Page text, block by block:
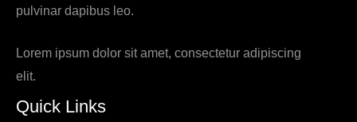
pulvinar dapibus leo.
Lorem ipsum dolor sit amet, consectetur adipiscing
elit.
Quick Links